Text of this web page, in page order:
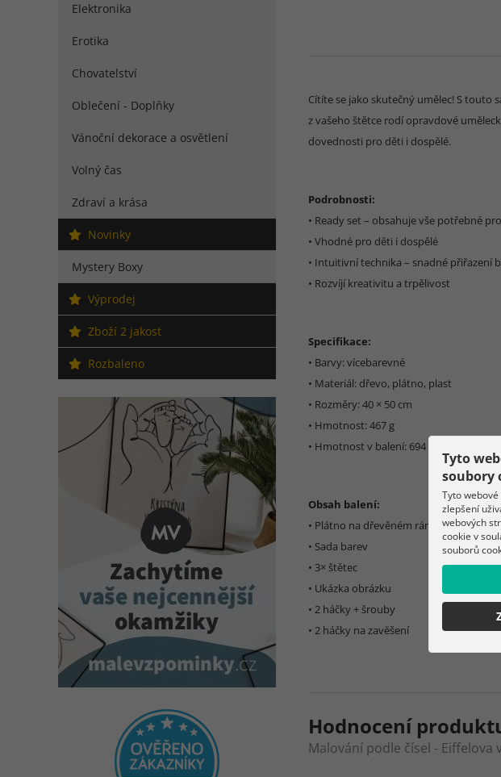
Elektronika
Erotika
Chovatelství
Oblečení - Doplňky
Vánoční dekorace a osvětlení
Volný čas
Zdraví a krása
Novinky
Mystery Boxy
Výprodej
Zboží 2 jakost
Rozbaleno
Cítíte se jako skutečný umělec! S touto
z vašeho štětce rodí opravdové
dovednosti pro děti i dospělé.
Podrobnosti:
• Ready set – obsahuje vše potřebné
• Vhodné pro děti i dospělé
• Intuitivní technika – snadné přiřazení
• Rozvíjí kreativitu a trpělivost
Specifikace:
• Barvy: vícebarevné
• Materiál: dřevo, plátno, plast
• Rozměry: 40 × 50 cm
• Hmotnost: 467 g
• Hmotnost v balení: 694 g
Obsah balení:
• Plátno na dřevěném rámu
• Sada barev
• 3× štětec
• Ukázka obrázku
• 2 háčky + šrouby
• 2 háčky na zavěšení
Hodnocení
Malování podle čísel - Eiffelova
Tyto
soubory
Tyto
zlepšení
webových
cookie v
souborů